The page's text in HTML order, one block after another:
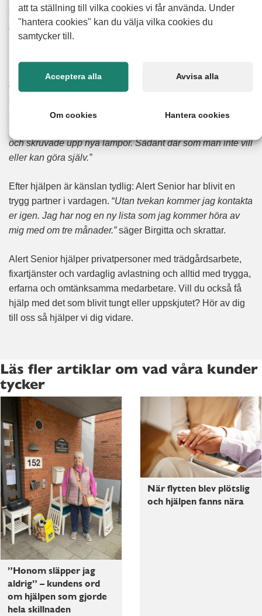
få grejer från början men det byggdes på eftersom han
kunde så mycket.”
Jag skulle absolut rekommendera Alert Senior.”
andra kan bli stora hinder när man inte längre vill klättra på
och skruvade upp nya lampor. Sådant där som man inte vill
eller kan göra själv.”
Efter hjälpen är känslan tydlig: Alert Senior har blivit en
trygg partner i vardagen. “Utan tvekan kommer jag kontakta
er igen. Jag har nog en ny lista som jag kommer höra av
mig med om tre månader.”säger Birgitta och skrattar.
Alert Senior hjälper privatpersoner med trädgårdsarbete,
fixartjänster och vardaglig avlastning och alltid med trygga,
erfarna och omtänksamma medarbetare. Vill du också få
hjälp med det som blivit tungt eller uppskjutet? Hör av dig
till oss så hjälper vi dig vidare.
Läs fler artiklar om vad våra kunder
tycker
”Honom släpper jag
aldrig” – kundens ord
om hjälpen som gjorde
hela skillnaden
När flytten blev plötslig
och hjälpen fanns nära
att ta ställning till vilka cookies vi får använda. Under
"hantera cookies" kan du välja vilka cookies du
samtycker till.
Acceptera alla Avvisa alla
Om cookies Hantera cookies